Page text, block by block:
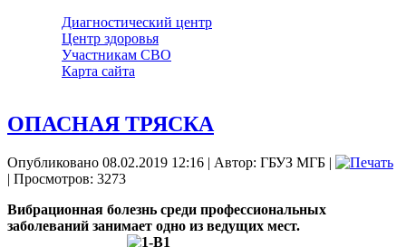
Диагностический центр
Центр здоровья
Участникам СВО
Карта сайта
ОПАСНАЯ ТРЯСКА
Опубликовано 08.02.2019 12:16 | Автор: ГБУЗ МГБ |
| Просмотров: 3273
Вибрационная болезнь среди профессиональных
заболеваний занимает одно из ведущих мест.